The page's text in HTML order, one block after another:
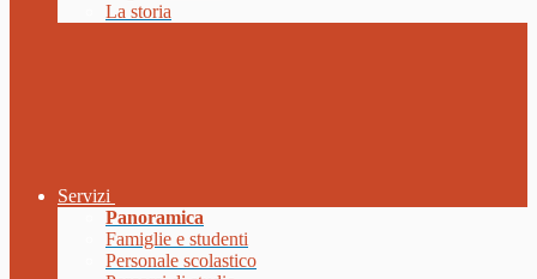
La storia
Servizi
Panoramica
Famiglie e studenti
Personale scolastico